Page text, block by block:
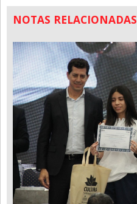
NOTAS RELACIONADAS